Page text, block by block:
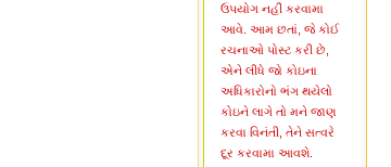
ઉપયોગ નહીં કરવામા
આવે. આમ છતાં, જે કોઈ
રચનાઓ પોસ્ટ કરી છે,
એને લીધે જો કોઇના
અધિકારોનો ભંગ થયેલો
કોઇને લાગે તો મને જાણ
કરવા વિનંતી, તેને સત્વરે
દૂર કરવામા આવશે.